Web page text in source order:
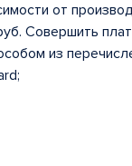
от
Совершить
из